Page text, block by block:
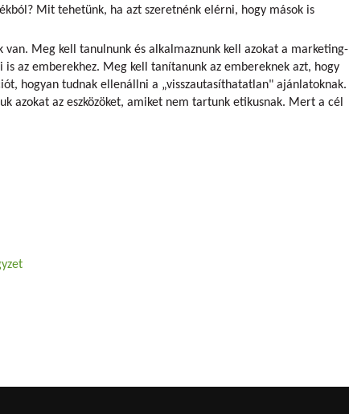
Mit tehetünk, ha azt szeretnénk elérni, hogy mások is
van. Meg kell tanulnunk és alkalmaznunk kell azokat a marketing-
is az emberekhez. Meg kell tanítanunk az embereknek azt, hogy
hogyan tudnak ellenállni a „visszautasíthatatlan" ajánlatoknak.
azokat az eszközöket, amiket nem tartunk etikusnak. Mert a cél